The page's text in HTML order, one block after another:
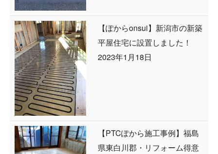
【ぽからonsui】新潟市の新築
平屋住宅に設置しました！
2023年1月18日
【PTCぽから施工事例】福島
県東白川郡・リフォーム得意